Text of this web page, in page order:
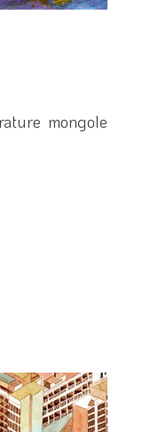
mongole